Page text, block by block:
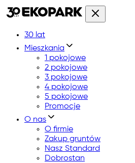
30 lat
Mieszkania
1 pokojowe
2 pokojowe
3 pokojowe
4 pokojowe
5 pokojowe
Promocje
O nas
O firmie
Zakup gruntów
Nasz Standard
Dobrostan